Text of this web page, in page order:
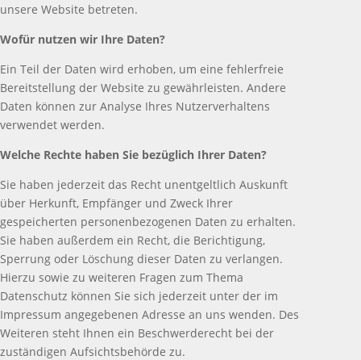
unsere Website betreten.
Wofür nutzen wir Ihre Daten?
Ein Teil der Daten wird erhoben, um eine fehlerfreie
Bereitstellung der Website zu gewährleisten. Andere
Daten können zur Analyse Ihres Nutzerverhaltens
verwendet werden.
Welche Rechte haben Sie bezüglich Ihrer Daten?
Sie haben jederzeit das Recht unentgeltlich Auskunft
über Herkunft, Empfänger und Zweck Ihrer
gespeicherten personenbezogenen Daten zu erhalten.
Sie haben außerdem ein Recht, die Berichtigung,
Sperrung oder Löschung dieser Daten zu verlangen.
Hierzu sowie zu weiteren Fragen zum Thema
Datenschutz können Sie sich jederzeit unter der im
Impressum angegebenen Adresse an uns wenden. Des
Weiteren steht Ihnen ein Beschwerderecht bei der
zuständigen Aufsichtsbehörde zu.